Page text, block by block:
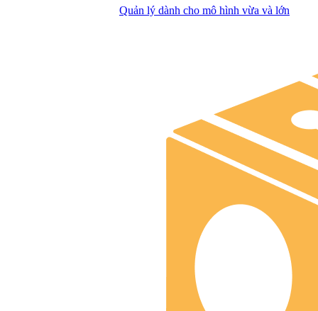
Quản lý dành cho mô hình vừa và lớn